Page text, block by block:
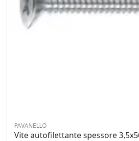
PAVANELLO
Vite autofilettante spessore